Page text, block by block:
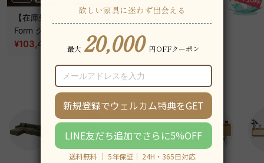
【在庫処分セール】Grand
Form グランドリュクスマッ
トレス
¥103,490 税込~ ¥129,390